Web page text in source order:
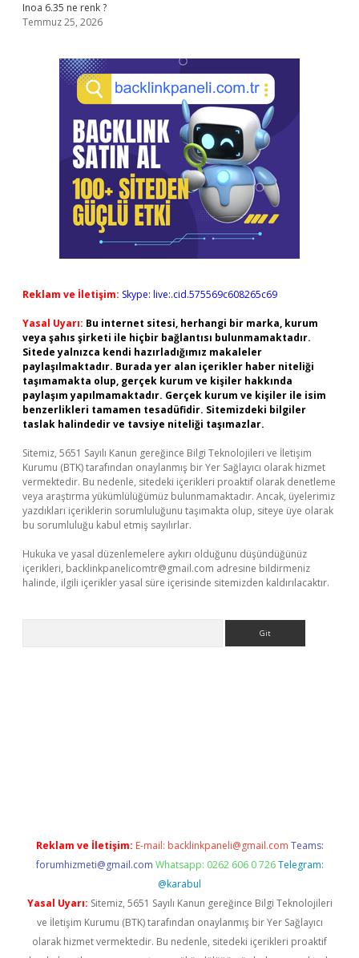
Inoa 6.35 ne renk ?
Temmuz 25, 2026
Reklam ve İletişim: Skype: live:.cid.575569c608265c69
Yasal Uyarı: Bu internet sitesi, herhangi bir marka, kurum
veya şahıs şirketi ile hiçbir bağlantısı bulunmamaktadır.
Sitede yalnızca kendi hazırladığımız makaleler
paylaşılmaktadır. Burada yer alan içerikler haber niteliği
taşımamakta olup, gerçek kurum ve kişiler hakkında
paylaşım yapılmamaktadır. Gerçek kurum ve kişiler ile isim
benzerlikleri tamamen tesadüfidir. Sitemizdeki bilgiler
taslak halindedir ve tavsiye niteliği taşımazlar.
Sitemiz, 5651 Sayılı Kanun gereğince Bilgi Teknolojileri ve İletişim
Kurumu (BTK) tarafından onaylanmış bir Yer Sağlayıcı olarak hizmet
vermektedir. Bu nedenle, sitedeki içerikleri proaktif olarak denetleme
veya araştırma yükümlülüğümüz bulunmamaktadır. Ancak, üyelerimiz
yazdıkları içeriklerin sorumluluğunu taşımakta olup, siteye üye olarak
bu sorumluluğu kabul etmiş sayılırlar.
Hukuka ve yasal düzenlemelere aykırı olduğunu düşündüğünüz
içerikleri, backlinkpanelicomtr@gmail.com adresine bildirmeniz
halinde, ilgili içerikler yasal süre içerisinde sitemizden kaldırılacaktır.
Reklam ve İletişim: E-mail: backlinkpaneli@gmail.com Teams:
forumhizmeti@gmail.com Whatsapp: 0262 606 0 726 Telegram:
@karabul
Yasal Uyarı: Sitemiz, 5651 Sayılı Kanun gereğince Bilgi Teknolojileri
ve İletişim Kurumu (BTK) tarafından onaylanmış bir Yer Sağlayıcı
olarak hizmet vermektedir. Bu nedenle, sitedeki içerikleri proaktif